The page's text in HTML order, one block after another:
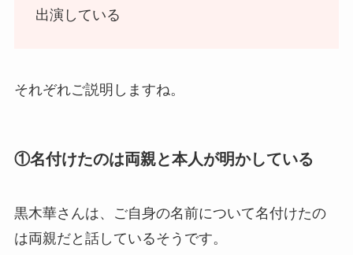
出演している
それぞれご説明しますね。
①名付けたのは両親と本人が明かしている
黒木華さんは、ご自身の名前について名付けたの
は両親だと話しているそうです。